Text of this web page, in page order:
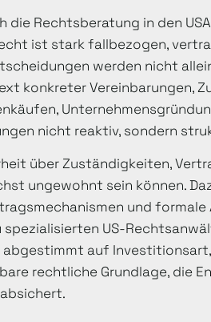
Rechtsberatung in den
ist stark fallbezogen,
werden nicht
konkreter Vereinbarungen,
nicht reaktiv, sondern
über Zuständigkeiten,
ungewohnt sein können.
und formale
US-
abgestimmt auf
rechtliche Grundlage, die